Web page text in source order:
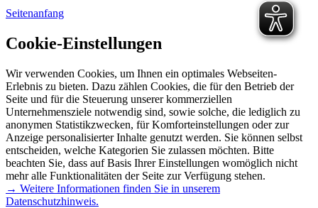
Seitenanfang
Cookie-Einstellungen
Wir verwenden Cookies, um Ihnen ein optimales Webseiten-
Erlebnis zu bieten. Dazu zählen Cookies, die für den Betrieb der
Seite und für die Steuerung unserer kommerziellen
Unternehmensziele notwendig sind, sowie solche, die lediglich zu
anonymen Statistikzwecken, für Komforteinstellungen oder zur
Anzeige personalisierter Inhalte genutzt werden. Sie können selbst
entscheiden, welche Kategorien Sie zulassen möchten. Bitte
beachten Sie, dass auf Basis Ihrer Einstellungen womöglich nicht
mehr alle Funktionalitäten der Seite zur Verfügung stehen.
→ Weitere Informationen finden Sie in unserem
Datenschutzhinweis.